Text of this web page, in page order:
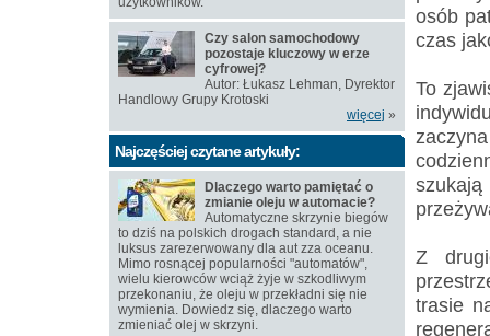
osób
czas
To
Z
trasie
Czy salon samochodowy
pozostaje kluczowy w erze
cyfrowej?
Autor: Łukasz Lehman, Dyrektor
Handlowy Grupy Krotoski
więcej »
Najczęściej czytane artykuły:
Dlaczego warto pamiętać o
zmianie oleju w automacie?
Automatyczne skrzynie biegów
to dziś na polskich drogach standard, a nie
luksus zarezerwowany dla aut zza oceanu.
Mimo rosnącej popularności "automatów",
wielu kierowców wciąż żyje w szkodliwym
przekonaniu, że oleju w przekładni się nie
wymienia. Dowiedz się, dlaczego warto
zmieniać olej w skrzyni.